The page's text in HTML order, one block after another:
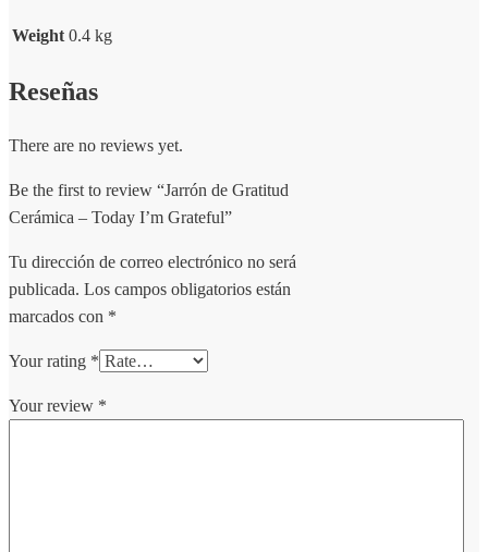
Weight 0.4 kg
Reseñas
There are no reviews yet.
Be the first to review “Jarrón de Gratitud
Cerámica – Today I’m Grateful”
Tu dirección de correo electrónico no será
publicada. Los campos obligatorios están
marcados con *
Your rating *
Your review *